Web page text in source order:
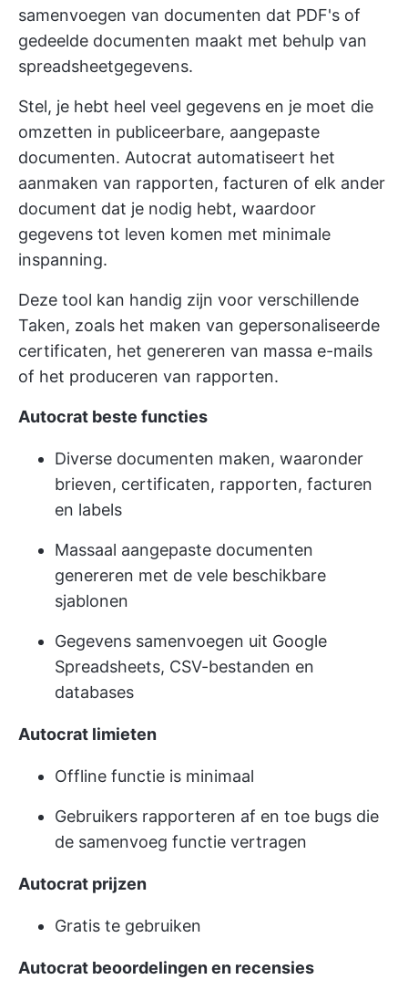
samenvoegen van documenten dat PDF's of
gedeelde documenten maakt met behulp van
spreadsheetgegevens.
Stel, je hebt heel veel gegevens en je moet die
omzetten in publiceerbare, aangepaste
documenten. Autocrat automatiseert het
aanmaken van rapporten, facturen of elk ander
document dat je nodig hebt, waardoor
gegevens tot leven komen met minimale
inspanning.
Deze tool kan handig zijn voor verschillende
Taken, zoals het maken van gepersonaliseerde
certificaten, het genereren van massa e-mails
of het produceren van rapporten.
Autocrat beste functies
Diverse documenten maken, waaronder
brieven, certificaten, rapporten, facturen
en labels
Massaal aangepaste documenten
genereren met de vele beschikbare
sjablonen
Gegevens samenvoegen uit Google
Spreadsheets, CSV-bestanden en
databases
Autocrat limieten
Offline functie is minimaal
Gebruikers rapporteren af en toe bugs die
de samenvoeg functie vertragen
Autocrat prijzen
Gratis te gebruiken
Autocrat beoordelingen en recensies